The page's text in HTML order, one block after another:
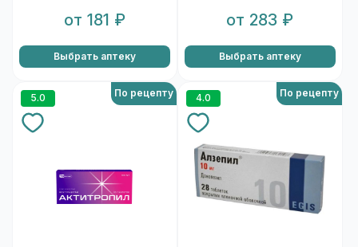
от 181 ₽
Выбрать аптеку
от 283 ₽
Выбрать аптеку
5.0 По рецепту 4.0 По рецепту